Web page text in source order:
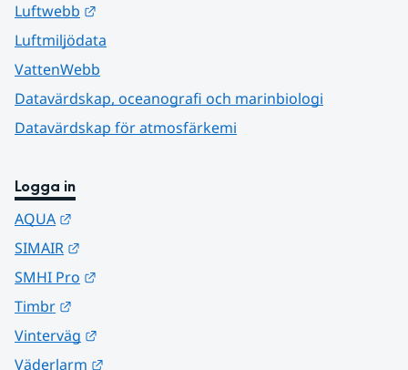
Luftwebb
Luftmiljödata
VattenWebb
Datavärdskap, oceanografi och marinbiologi
Datavärdskap för atmosfärkemi
Logga in
AQUA
SIMAIR
SMHI Pro
Timbr
Vinterväg
Väderlarm